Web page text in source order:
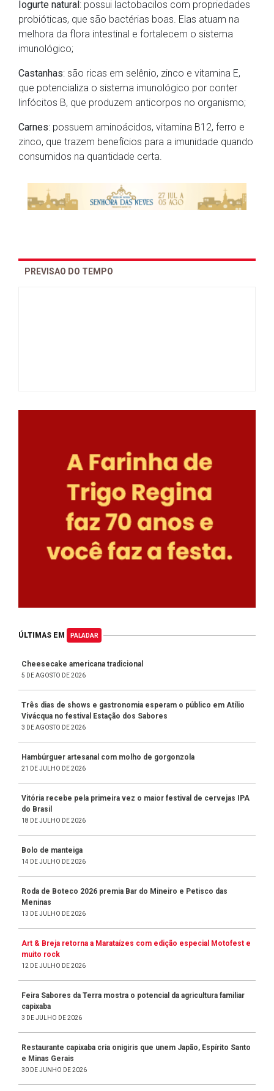
Iogurte natural: possui lactobacilos com propriedades
probióticas, que são bactérias boas. Elas atuam na
melhora da flora intestinal e fortalecem o sistema
imunológico;
Castanhas: são ricas em selênio, zinco e vitamina E,
que potencializa o sistema imunológico por conter
linfócitos B, que produzem anticorpos no organismo;
Carnes: possuem aminoácidos, vitamina B12, ferro e
zinco, que trazem benefícios para a imunidade quando
consumidos na quantidade certa.
PREVISAO DO TEMPO
ÚLTIMAS EM PALADAR
Cheesecake americana tradicional
5 DE AGOSTO DE 2026
Três dias de shows e gastronomia esperam o público em Atílio
Vivácqua no festival Estação dos Sabores
3 DE AGOSTO DE 2026
Hambúrguer artesanal com molho de gorgonzola
21 DE JULHO DE 2026
Vitória recebe pela primeira vez o maior festival de cervejas IPA
do Brasil
18 DE JULHO DE 2026
Bolo de manteiga
14 DE JULHO DE 2026
Roda de Boteco 2026 premia Bar do Mineiro e Petisco das
Meninas
13 DE JULHO DE 2026
Art & Breja retorna a Marataízes com edição especial Motofest e
muito rock
12 DE JULHO DE 2026
Feira Sabores da Terra mostra o potencial da agricultura familiar
capixaba
3 DE JULHO DE 2026
Restaurante capixaba cria onigiris que unem Japão, Espírito Santo
e Minas Gerais
30 DE JUNHO DE 2026